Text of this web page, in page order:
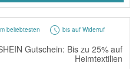
beliebtesten bis auf Widerruf
Gutschein: Bis zu 25% auf
Heimtextilien